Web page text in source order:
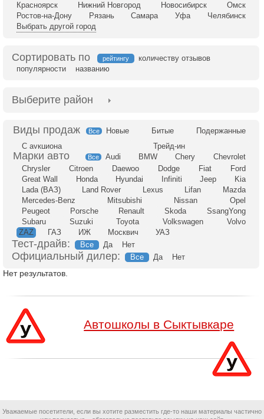
Красноярск
Нижний Новгород Новосибирск
Омск
Ростов-на-Дону
Рязань Самара Уфа
Челябинск
Выбрать другой город
Сортировать по рейтингу
количеству отзывов
популярности
названию
Выберите район
Все Новые Битые
Подержанные
С аукциона
Трейд-ин
Все Audi BMW Chery
Chevrolet
Chrysler
Citroen Daewoo Dodge Fiat
Ford
Great Wall
Honda Hyundai Infiniti Jeep
Kia
Lada (ВАЗ)
Land Rover Lexus Lifan
Mazda
Mercedes-Benz
Mitsubishi Nissan
Opel
Peugeot
Porsche Renault Skoda
SsangYong
Subaru
Suzuki Toyota Volkswagen
Volvo
ZAZ
ГАЗ ИЖ Москвич УАЗ
Тест-драйв: Все Да Нет
Официальный дилер: Все Да Нет
Нет результатов.
Автошколы в Сыктывкаре
Уважаемые посетители, если вы хотите разместить где-то наши материалы частично